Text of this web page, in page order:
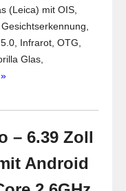
(Leica) mit OIS,
Infrarot, OTG,
Glas,
– 6.39 Zoll
Android